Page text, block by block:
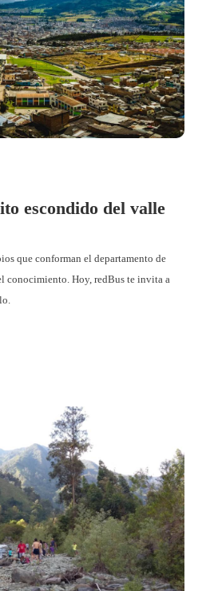
escondido del valle
que conforman el departamento de
conocimiento. Hoy, redBus te invita a